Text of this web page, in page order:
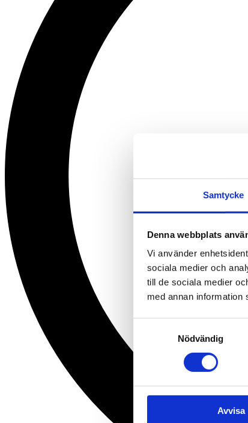
Samtycke
Denna webbplats
Vi använder
sociala medier och
till de sociala medier
med annan information
Nödvändig
Avvisa